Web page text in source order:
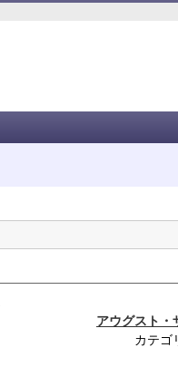
アウグスト・
カテゴ